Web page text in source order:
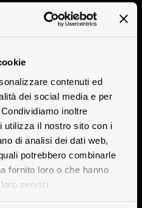
contenuti ed
dei social media e per
inoltre
utilizza il nostro sito con i
di analisi dei dati web,
potrebbero combinarle
fornito loro o che hanno
servizi.